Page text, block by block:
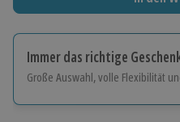
Immer das richtige
Große Auswahl, volle Flexibilität